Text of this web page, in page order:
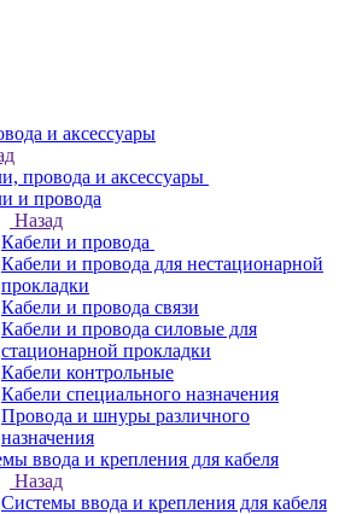
и аксессуары
провода и аксессуары
и провода
Назад
Кабели и провода
Кабели и провода для нестационарной
прокладки
Кабели и провода связи
Кабели и провода силовые для
стационарной прокладки
Кабели контрольные
Кабели специального назначения
Провода и шнуры различного
назначения
ввода и крепления для кабеля
Назад
Системы ввода и крепления для кабеля